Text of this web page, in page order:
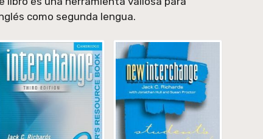
como segunda lengua.